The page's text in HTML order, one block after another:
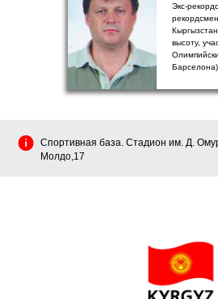
Экс-
высоту,
Барселона)
Спортивная база. Стадион им. Д.
Молдо,17